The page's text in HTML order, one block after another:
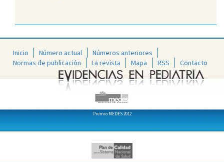
Inicio Número actual
Números anteriores
Normas de publicación
La revista Mapa RSS Contacto
Premio MEDES 2012